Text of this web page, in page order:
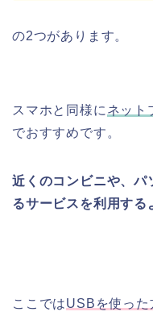
の2つがあります。
スマホと同様に ネット
でおすすめです。
近くのコンビニや、パ
るサービスを利用する
ここではUSBを使った